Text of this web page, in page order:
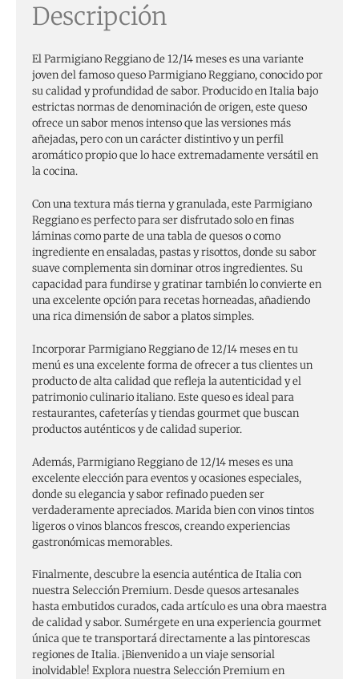
Descripción
El Parmigiano Reggiano de 12/14 meses es una variante
joven del famoso queso Parmigiano Reggiano, conocido por
su calidad y profundidad de sabor. Producido en Italia bajo
estrictas normas de denominación de origen, este queso
ofrece un sabor menos intenso que las versiones más
añejadas, pero con un carácter distintivo y un perfil
aromático propio que lo hace extremadamente versátil en
la cocina.
Con una textura más tierna y granulada, este Parmigiano
Reggiano es perfecto para ser disfrutado solo en finas
láminas como parte de una tabla de quesos o como
ingrediente en ensaladas, pastas y risottos, donde su sabor
suave complementa sin dominar otros ingredientes. Su
capacidad para fundirse y gratinar también lo convierte en
una excelente opción para recetas horneadas, añadiendo
una rica dimensión de sabor a platos simples.
Incorporar Parmigiano Reggiano de 12/14 meses en tu
menú es una excelente forma de ofrecer a tus clientes un
producto de alta calidad que refleja la autenticidad y el
patrimonio culinario italiano. Este queso es ideal para
restaurantes, cafeterías y tiendas gourmet que buscan
productos auténticos y de calidad superior.
Además, Parmigiano Reggiano de 12/14 meses es una
excelente elección para eventos y ocasiones especiales,
donde su elegancia y sabor refinado pueden ser
verdaderamente apreciados. Marida bien con vinos tintos
ligeros o vinos blancos frescos, creando experiencias
gastronómicas memorables.
Finalmente, descubre la esencia auténtica de Italia con
nuestra Selección Premium. Desde quesos artesanales
hasta embutidos curados, cada artículo es una obra maestra
de calidad y sabor. Sumérgete en una experiencia gourmet
única que te transportará directamente a las pintorescas
regiones de Italia. ¡Bienvenido a un viaje sensorial
inolvidable! Explora nuestra Selección Premium en